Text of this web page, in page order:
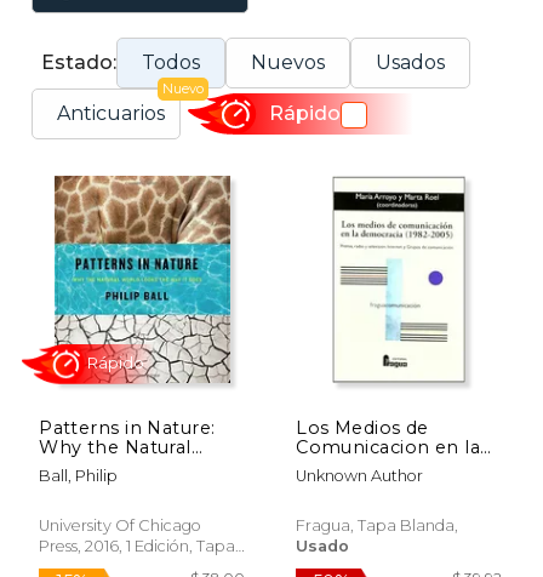
Estado: Todos Nuevos Usados
Anticuarios
Nuevo
Rápido
Patterns in Nature:
Why the Natural
World Looks the way
it Does (en Inglés)
Ball, Philip
University Of Chicago
Press, 2016, 1 Edición, Tapa
Dura, Nuevo
Los Medios de
Comunicacion en la
Democracia
Unknown Author
Fragua, Tapa Blanda,
Usado